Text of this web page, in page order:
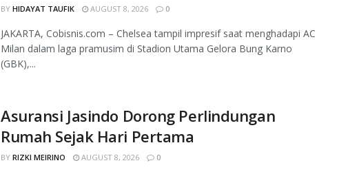
BY HIDAYAT TAUFIK AUGUST 8, 2026 0
JAKARTA, Cobisnis.com – Chelsea tampil impresif saat menghadapi AC
Milan dalam laga pramusim di Stadion Utama Gelora Bung Karno
(GBK),...
Asuransi Jasindo Dorong Perlindungan
Rumah Sejak Hari Pertama
BY RIZKI MEIRINO AUGUST 8, 2026 0